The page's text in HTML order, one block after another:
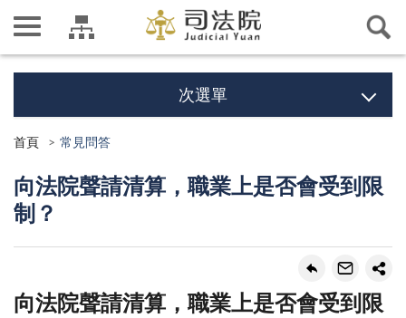
次選單
首頁 常見問答
向法院聲請清算，職業上是否會受到限
制？
向法院聲請清算，職業上是否會受到限